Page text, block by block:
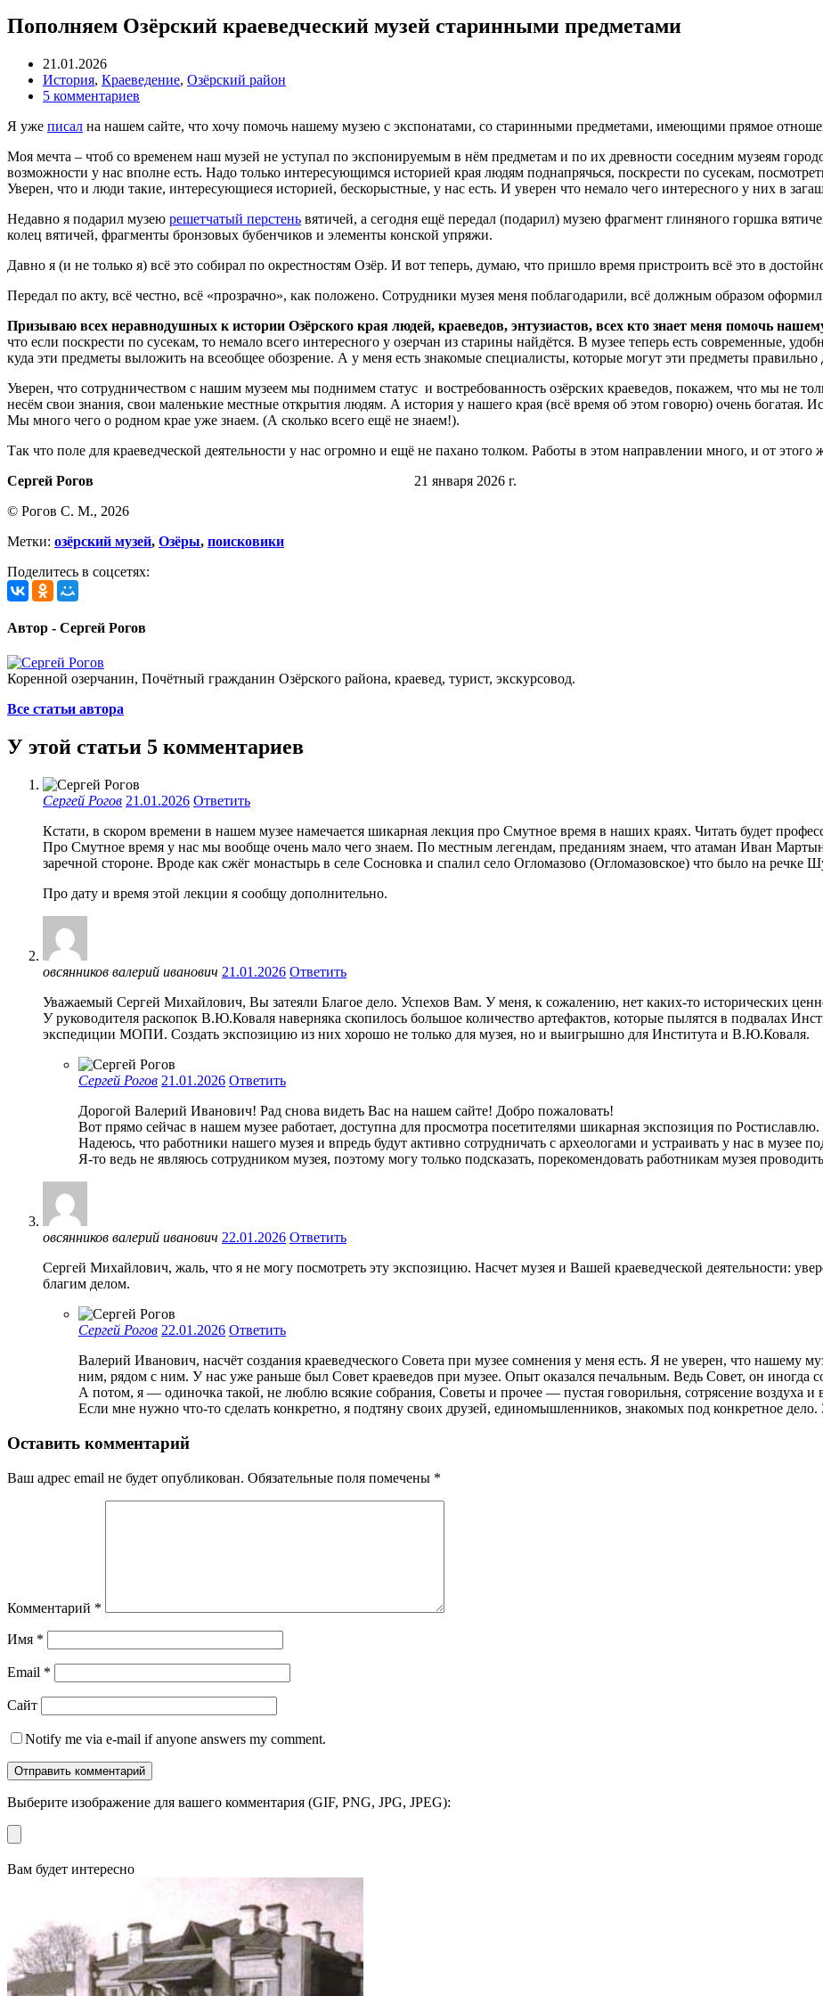
Пополняем Озёрский краеведческий музей старинными предметами
21.01.2026
История, Краеведение, Озёрский район
5 комментариев
Я уже писал на нашем сайте, что хочу помочь нашему музею с экспонатами, со старинными предметами, имеющими прямое
Моя мечта – чтоб со временем наш музей не уступал по экспонируемым в нём предметам и по их древности соседним музеям
возможности у нас вполне есть. Надо только интересующимся историей края людям поднапрячься, поскрести по сусекам,
Уверен, что и люди такие, интересующиеся историей, бескорыстные, у нас есть. И уверен что немало чего интересного у них в
Недавно я подарил музею решетчатый перстень вятичей, а сегодня ещё передал (подарил) музею фрагмент глиняного горшка
колец вятичей, фрагменты бронзовых бубенчиков и элементы конской упряжи.
Давно я (и не только я) всё это собирал по окрестностям Озёр. И вот теперь, думаю, что пришло время пристроить всё это в
Передал по акту, всё честно, всё «прозрачно», как положено. Сотрудники музея меня поблагодарили, всё должным образом
Призываю всех неравнодушных к истории Озёрского края людей, краеведов, энтузиастов, всех кто знает меня помочь
что если поскрести по сусекам, то немало всего интересного у озерчан из старины найдётся. В музее теперь есть современные,
куда эти предметы выложить на всеобщее обозрение. А у меня есть знакомые специалисты, которые могут эти предметы правильно
Уверен, что сотрудничеством с нашим музеем мы поднимем статус и востребованность озёрских краеведов, покажем, что мы не
несём свои знания, свои маленькие местные открытия людям. А история у нашего края (всё время об этом говорю) очень
Мы много чего о родном крае уже знаем. (А сколько всего ещё не знаем!).
Так что поле для краеведческой деятельности у нас огромно и ещё не пахано толком. Работы в этом направлении много, и от этого
Сергей Рогов
21 января 2026 г.
© Рогов С. М., 2026
Метки: озёрский музей, Озёры, поисковики
Поделитесь в соцсетях:
Автор - Сергей Рогов
Коренной озерчанин, Почётный гражданин Озёрского района, краевед, турист, экскурсовод.
Все статьи автора
У этой статьи 5 комментариев
Сергей Рогов 21.01.2026 Ответить
Кстати, в скором времени в нашем музее намечается шикарная лекция про Смутное время в наших краях. Читать будет
Про Смутное время у нас мы вообще очень мало чего знаем. По местным легендам, преданиям знаем, что атаман Иван
заречной стороне. Вроде как сжёг монастырь в селе Сосновка и спалил село Огломазово (Огломазовское) что было на речке
Про дату и время этой лекции я сообщу дополнительно.
овсянников валерий иванович 21.01.2026 Ответить
Уважаемый Сергей Михайлович, Вы затеяли Благое дело. Успехов Вам. У меня, к сожалению, нет каких-то исторических
У руководителя раскопок В.Ю.Коваля наверняка скопилось большое количество артефактов, которые пылятся в подвалах
экспедиции МОПИ. Создать экспозицию из них хорошо не только для музея, но и выигрышно для Института и В.Ю.Коваля.
Сергей Рогов 21.01.2026 Ответить
Дорогой Валерий Иванович! Рад снова видеть Вас на нашем сайте! Добро пожаловать!
Вот прямо сейчас в нашем музее работает, доступна для просмотра посетителями шикарная экспозиция по
Надеюсь, что работники нашего музея и впредь будут активно сотрудничать с археологами и устраивать у нас в музее
Я-то ведь не являюсь сотрудником музея, поэтому могу только подсказать, порекомендовать работникам музея
овсянников валерий иванович 22.01.2026 Ответить
Сергей Михайлович, жаль, что я не могу посмотреть эту экспозицию. Насчет музея и Вашей краеведческой деятельности:
благим делом.
Сергей Рогов 22.01.2026 Ответить
Валерий Иванович, насчёт создания краеведческого Совета при музее сомнения у меня есть. Я не уверен, что нашему
ним, рядом с ним. У нас уже раньше был Совет краеведов при музее. Опыт оказался печальным. Ведь Совет, он иногда
А потом, я — одиночка такой, не люблю всякие собрания, Советы и прочее — пустая говорильня, сотрясение воздуха и
Если мне нужно что-то сделать конкретно, я подтяну своих друзей, единомышленников, знакомых под конкретное дело.
Оставить комментарий
Ваш адрес email не будет опубликован. Обязательные поля помечены *
Комментарий *
Имя *
Email *
Сайт
Notify me via e-mail if anyone answers my comment.
Выберите изображение для вашего комментария (GIF, PNG, JPG, JPEG):
Вам будет интересно